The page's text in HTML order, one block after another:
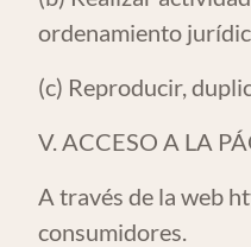
ordenamiento
(c) Reproducir,
V. ACCESO A LA
A través de la web
consumidores.